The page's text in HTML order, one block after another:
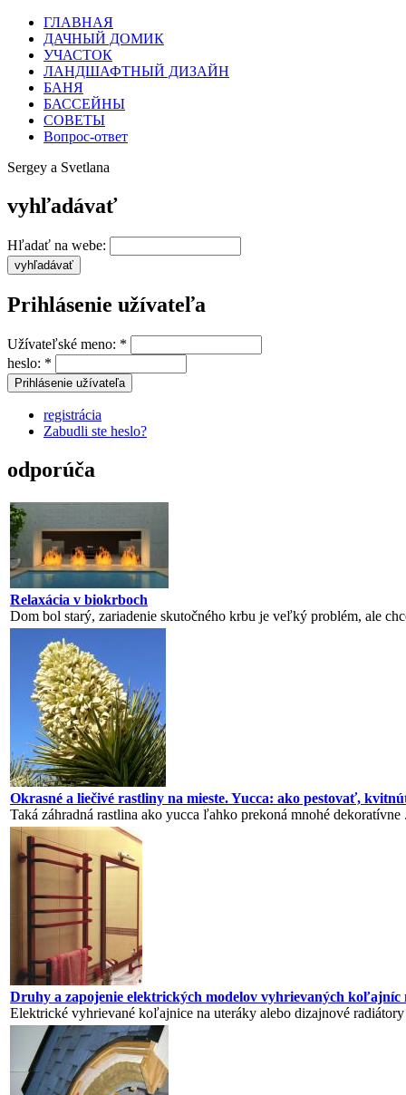
ГЛАВНАЯ
ДАЧНЫЙ ДОМИК
УЧАСТОК
ЛАНДШАФТНЫЙ ДИЗАЙН
БАНЯ
БАССЕЙНЫ
СОВЕТЫ
Вопрос-ответ
Sergey a Svetlana
vyhľadávať
Hľadať na webe:
Prihlásenie užívateľa
Užívateľské meno: *
heslo: *
registrácia
Zabudli ste heslo?
odporúča
Relaxácia v biokrboch
Dom bol starý, zariadenie skutočného krbu je veľký problém, ale
Okrasné a liečivé rastliny na mieste. Yucca: ako pestovať,
Taká záhradná rastlina ako yucca ľahko prekoná mnohé dekoratívne
Druhy a zapojenie elektrických modelov vyhrievaných koľajníc
Elektrické vyhrievané koľajnice na uteráky alebo dizajnové